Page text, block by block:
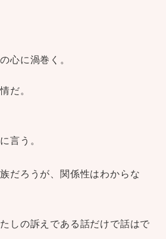
心に渦巻く。
だ。
言う。
だろうが、関係性はわからな
しの訴えである話だけで話はで